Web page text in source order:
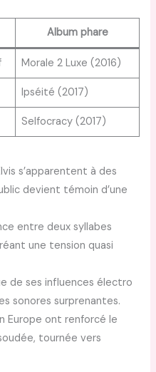
Album phare
Morale 2 Luxe (2016)
Ipséité (2017)
Selfocracy (2017)
s’apparentent à des
devient témoin d’une
entre deux syllabes
une tension quasi
de ses influences électro
sonores surprenantes.
Europe ont renforcé le
tournée vers